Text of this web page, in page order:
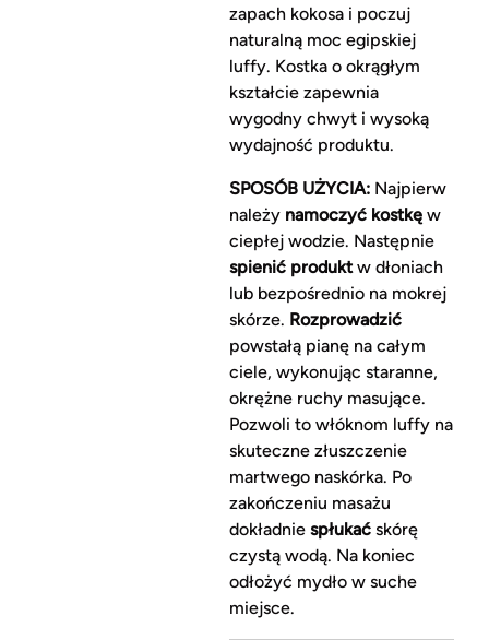
zapach kokosa i poczuj
naturalną moc egipskiej
luffy. Kostka o okrągłym
kształcie zapewnia
wygodny chwyt i wysoką
wydajność produktu.
SPOSÓB UŻYCIA:Najpierw
należy namoczyć kostkęw
ciepłej wodzie. Następnie
spienić produktw dłoniach
lub bezpośrednio na mokrej
skórze. Rozprowadzić
powstałą pianę na całym
ciele, wykonując staranne,
okrężne ruchy masujące.
Pozwoli to włóknom luffy na
skuteczne złuszczenie
martwego naskórka. Po
zakończeniu masażu
dokładnie spłukaćskórę
czystą wodą. Na koniec
odłożyć mydło w suche
miejsce.